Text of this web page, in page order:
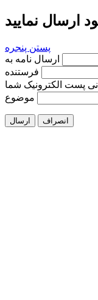
ارسال نمایید
پستن پنجره
فرستنده
پست الکترونیک شما
موضوع
ارسال انصراف